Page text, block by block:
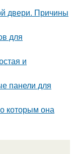
двери. Причины
для
и
панели для
которым она